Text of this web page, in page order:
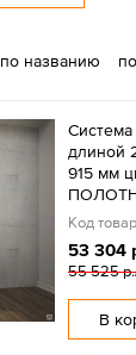
по названию
длиной
915 мм
Код
53 304
55 525 р.
В